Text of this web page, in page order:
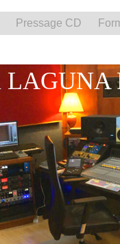
Pressage CD
LAGUNA